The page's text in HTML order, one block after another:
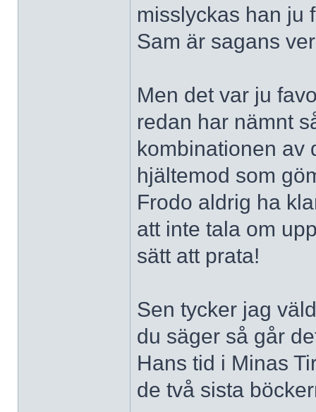
misslyckas han ju
Sam är sagans
Men det var ju
redan har nämnt
kombinationen av
hjältemod som
Frodo aldrig ha
att inte tala om
sätt att prata!
Sen tycker jag
du säger så går
Hans tid i Minas
de två sista